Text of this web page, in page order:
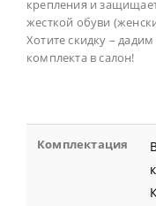
крепления и
жесткой обуви
Хотите скидку –
комплекта в салон!
Комплектация